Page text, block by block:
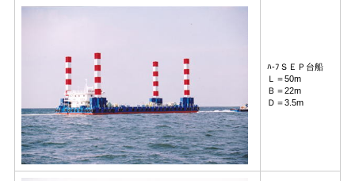
ﾊ-ﾌＳＥＰ台船
Ｌ＝50m
Ｂ＝22m
Ｄ＝3.5m